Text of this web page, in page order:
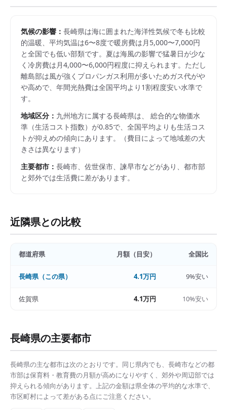
気候の影響： 長崎県は海に囲まれた海洋性気候で冬も比較
的温暖、平均気温は6〜8度で暖房費は月5,000〜7,000円
と全国でも低い部類です。夏は海風の影響で猛暑日が少な
く冷房費は月4,000〜6,000円程度に抑えられます。ただし
離島部は風が強くプロパンガス利用が多いためガス代がや
や高めで、年間光熱費は全国平均より1割程度安い水準で
す。
地域区分： 九州地方に属する長崎県は、 総合的な物価水
準（生活コスト指数）が0.85で、 全国平均よりも生活コス
トが抑えめの傾向にあります。
（費目によって地域差の大
きさは異なります）
主要都市： 長崎市、佐世保市、諫早市などがあり、都市部
と郊外では生活費に差があります。
近隣県との比較
都道府県 月額（目安） 全国比
長崎県（この県） 4.1万円 9%安い
佐賀県 4.1万円 10%安い
長崎県の主要都市
長崎県の主な都市は次のとおりです。同じ県内でも、 長崎市などの都
市部は保育料・教育費の月額が高めになりやすく、郊外や周辺部では
抑えられる傾向があります。上記の金額は県全体の平均的な水準で、
市区町村によって差がある点にご注意ください。